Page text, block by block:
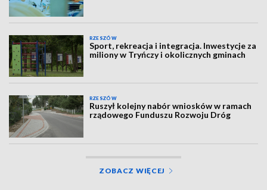
RZESZÓW
Sport, rekreacja i integracja. Inwestycje za
miliony w Tryńczy i okolicznych gminach
RZESZÓW
Ruszył kolejny nabór wniosków w ramach
rządowego Funduszu Rozwoju Dróg
ZOBACZ WIĘCEJ